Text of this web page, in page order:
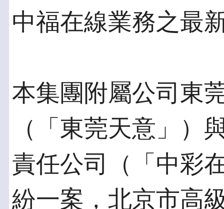
中福在線業務之最
本集團附屬公司東
（「東莞天意」）
責任公司（「中彩
紛一案，北京市高